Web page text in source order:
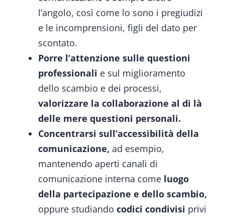
l’angolo, così come lo sono i pregiudizi
e le incomprensioni, figli del dato per
scontato.
Porre l’attenzione sulle questioni
professionali e sul miglioramento
dello scambio e dei processi,
valorizzare la collaborazione al di là
delle mere questioni personali.
Concentrarsi sull’accessibilità della
comunicazione, ad esempio,
mantenendo aperti canali di
comunicazione interna come luogo
della partecipazione e dello scambio,
oppure studiando codici condivisi privi